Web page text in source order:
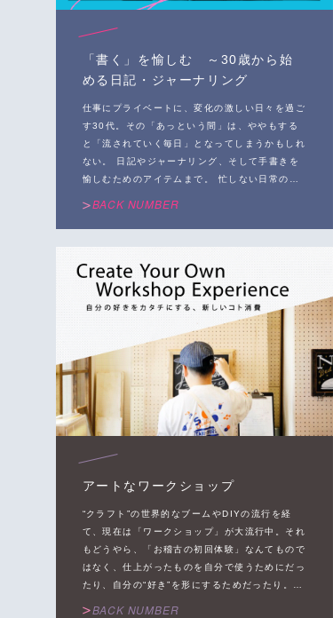
「書く」を愉しむ ～30歳から始
める日記・ジャーナリング
仕事にプライベートに、変化の激しい日々を過ご
す30代。その「あっという間」は、ややもする
と「流されていく毎日」となってしまうかもしれ
ない。 日記やジャーナリング、そして手書きを
愉しむためのアイテムまで。 忙しない日常の中
かるきっかけになる。
BACK NUMBER
アートなワークショップ
“クラフト”の世界的なブームやDIYの流行を経
て、現在は「ワークショップ」が大流行中。それ
もどうやら、「お稽古の初回体験」なんてもので
はなく、仕上がったものを自分で使うためにだっ
たり、自分の“好き”を形にするためだったり。体
BACK NUMBER